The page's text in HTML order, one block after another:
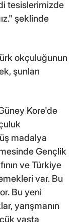
tesislerimizde
şeklinde
okçuluğunun
şunları
Kore'de
madalya
Gençlik
ve Türkiye
var. Bu
Bu yeni
yarışmanın
yaşta